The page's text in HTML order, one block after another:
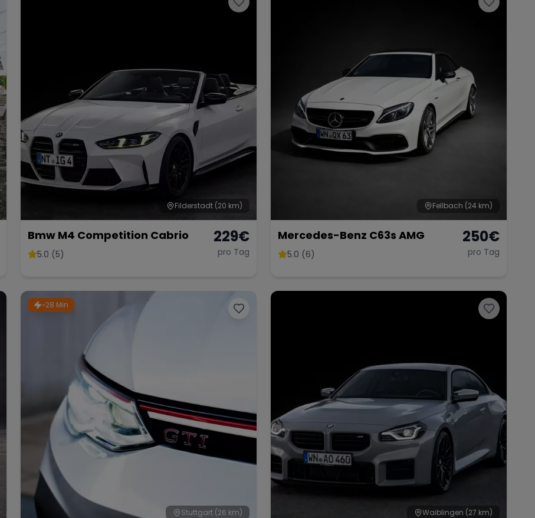
Filderstadt (20 km)
Bmw M4 Competition Cabrio
5.0 (5)
229€
pro Tag
Fellbach (24 km)
Mercedes-Benz C63s AMG
5.0 (6)
250€
pro Tag
~28 Min
Stuttgart (26 km) Waiblingen (27 km)